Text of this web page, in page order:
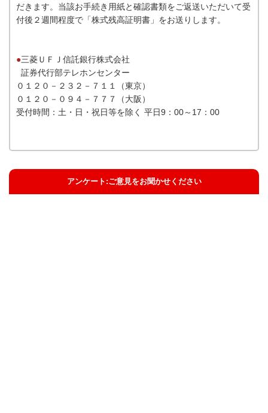
だきます。当該お手続き用紙と確認書類をご返送いただいて受
付後２週間程度で「株式残高証明書」をお送りします。
●三菱ＵＦＪ信託銀行株式会社
証券代行部テレホンセンター
０１２０－２３２－７１１（東京）
０１２０－０９４－７７７（大阪）
受付時間：土・日・祝日等を除く 平日9：00～17：00
アンケート:ご意見をお聞かせください